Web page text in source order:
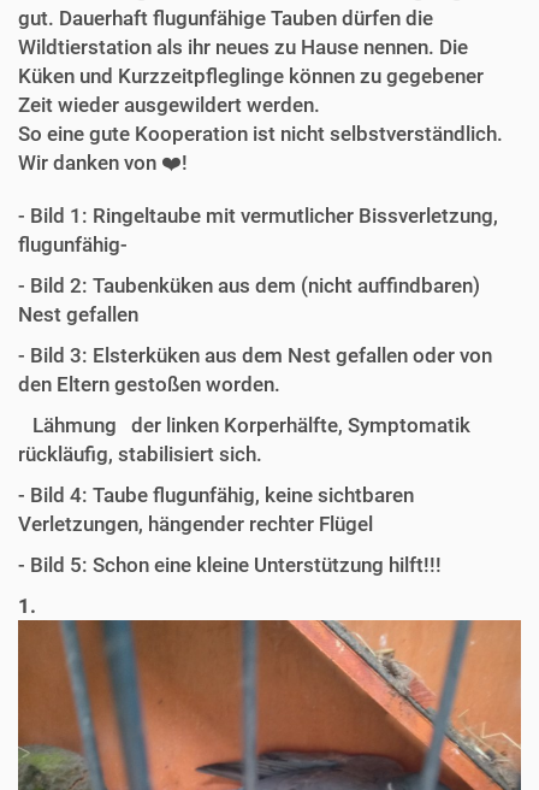
gut. Dauerhaft flugunfähige Tauben dürfen die
Wildtierstation als ihr neues zu Hause nennen. Die
Küken und Kurzzeitpfleglinge können zu gegebener
Zeit wieder ausgewildert werden.
So eine gute Kooperation ist nicht selbstverständlich.
Wir danken von ❤️!
- Bild 1: Ringeltaube mit vermutlicher Bissverletzung,
flugunfähig-
- Bild 2: Taubenküken aus dem (nicht auffindbaren)
Nest gefallen
- Bild 3: Elsterküken aus dem Nest gefallen oder von
den Eltern gestoßen worden.
Lähmung der linken Korperhälfte, Symptomatik
rückläufig, stabilisiert sich.
- Bild 4: Taube flugunfähig, keine sichtbaren
Verletzungen, hängender rechter Flügel
- Bild 5: Schon eine kleine Unterstützung hilft!!!
1.